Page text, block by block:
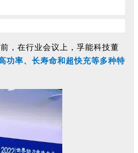
前，在行业会议上， 孚能科技董
功率、长寿命和超快充等多种特